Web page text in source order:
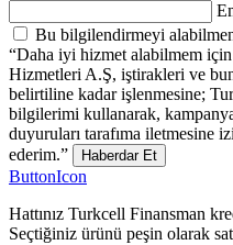
Bu bilgilendirmeyi
“Daha iyi hizmet alabilmem
Hizmetleri A.Ş, iştirakleri ve
belirtiline kadar işlenmesine;
bilgilerimi kullanarak,
duyuruları tarafıma iletmesine
ederim.”
Haberdar Et
ButtonIcon
Hattınız Turkcell Finansman
Seçtiğiniz ürünü peşin olarak